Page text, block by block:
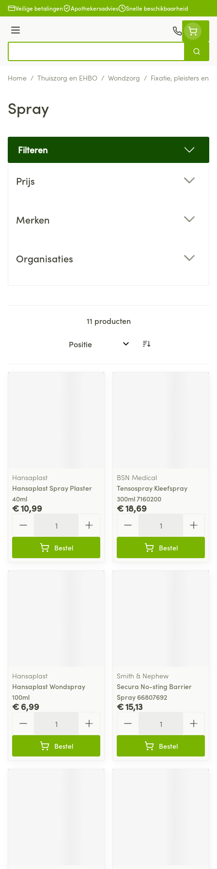
Ga naar de inhoud
Veilige betalingen Apothekersadvies Snelle beschikbaarheid
Menu
Zoek
Home / Thuiszorg en EHBO / Wondzorg / Fixatie, pleisters en
Spray
Filteren
Prijs
Merken
Organisaties
11 producten
Sorteer op:
Hansaplast
Hansaplast Spray Plaster
40ml
€ 10,99
Bestel
BSN Medical
Tensospray Kleefspray
300ml 7160200
€ 18,69
Bestel
Hansaplast
Hansaplast Wondspray
100ml
€ 6,99
Bestel
Smith & Nephew
Secura No-sting Barrier
Spray 66807692
€ 15,13
Bestel